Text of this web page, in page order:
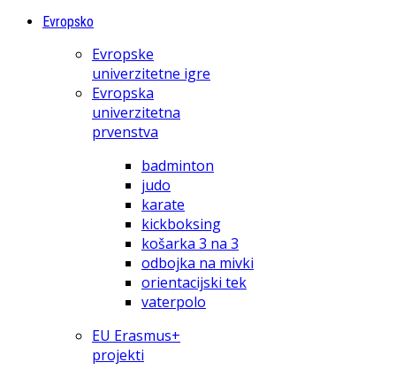
Evropsko
Evropske
univerzitetne igre
Evropska
univerzitetna
prvenstva
badminton
judo
karate
kickboksing
košarka 3 na 3
odbojka na mivki
orientacijski tek
vaterpolo
EU Erasmus+
projekti